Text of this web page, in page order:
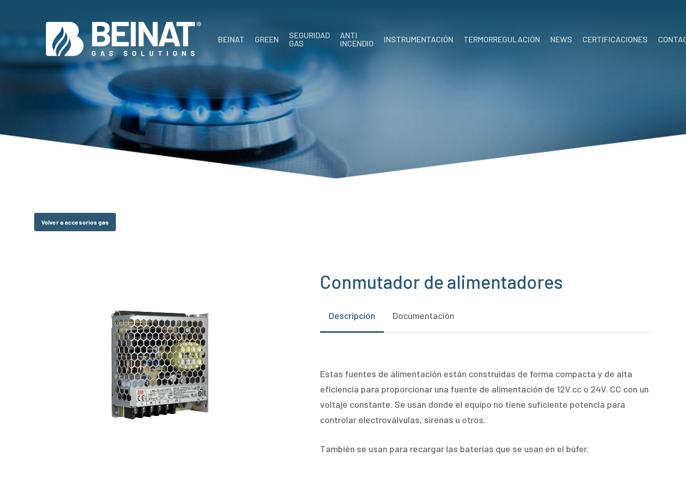
BEINAT GREEN
SEGURIDAD
GAS
ANTI
INCENDIO
INSTRUMENTACIÓN TERMORREGULACIÓN NEWS CERTIFICACIONES
Volver a accesorios gas
Conmutador de alimentadores
Descripción Documentación
Estas fuentes de alimentación están construidas de forma compacta y de alta
eficiencia para proporcionar una fuente de alimentación de 12V.cc o 24V. CC con un
voltaje constante. Se usan donde el equipo no tiene suficiente potencia para
controlar electroválvulas, sirenas u otros.
También se usan para recargar las baterías que se usan en el búfer.